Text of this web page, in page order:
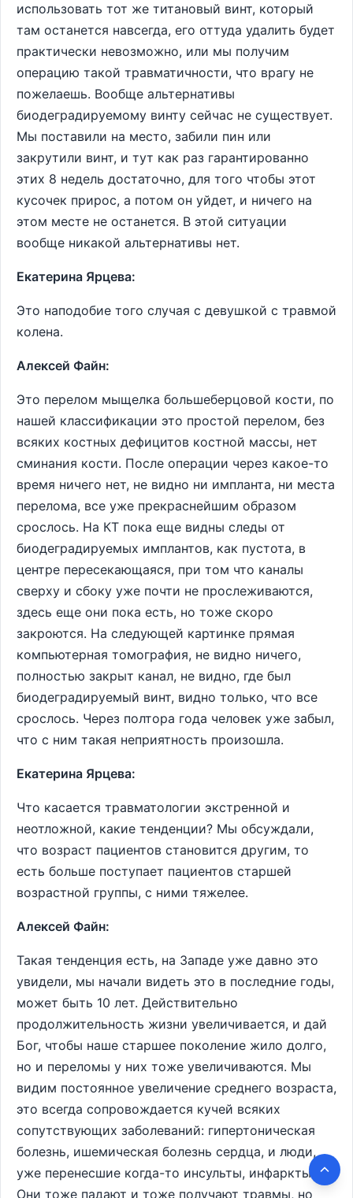
использовать тот же титановый винт, который
там останется навсегда, его оттуда удалить будет
практически невозможно, или мы получим
операцию такой травматичности, что врагу не
пожелаешь. Вообще альтернативы
биодеградируемому винту сейчас не существует.
Мы поставили на место, забили пин или
закрутили винт, и тут как раз гарантированно
этих 8 недель достаточно, для того чтобы этот
кусочек прирос, а потом он уйдет, и ничего на
этом месте не останется. В этой ситуации
вообще никакой альтернативы нет.
Екатерина Ярцева:
Это наподобие того случая с девушкой с травмой
колена.
Алексей Файн:
Это перелом мыщелка большеберцовой кости, по
нашей классификации это простой перелом, без
всяких костных дефицитов костной массы, нет
сминания кости. После операции через какое-то
время ничего нет, не видно ни импланта, ни места
перелома, все уже прекраснейшим образом
срослось. На КТ пока еще видны следы от
биодеградируемых имплантов, как пустота, в
центре пересекающаяся, при том что каналы
сверху и сбоку уже почти не прослеживаются,
здесь еще они пока есть, но тоже скоро
закроются. На следующей картинке прямая
компьютерная томография, не видно ничего,
полностью закрыт канал, не видно, где был
биодеградируемый винт, видно только, что все
срослось. Через полтора года человек уже забыл,
что с ним такая неприятность произошла.
Екатерина Ярцева:
Что касается травматологии экстренной и
неотложной, какие тенденции? Мы обсуждали,
что возраст пациентов становится другим, то
есть больше поступает пациентов старшей
возрастной группы, с ними тяжелее.
Алексей Файн:
Такая тенденция есть, на Западе уже давно это
увидели, мы начали видеть это в последние годы,
может быть 10 лет. Действительно
продолжительность жизни увеличивается, и дай
Бог, чтобы наше старшее поколение жило долго,
но и переломы у них тоже увеличиваются. Мы
видим постоянное увеличение среднего возраста,
это всегда сопровождается кучей всяких
сопутствующих заболеваний: гипертоническая
болезнь, ишемическая болезнь сердца, и люди,
уже перенесшие когда-то инсульты, инфаркты.
Они тоже падают и тоже получают травмы, но